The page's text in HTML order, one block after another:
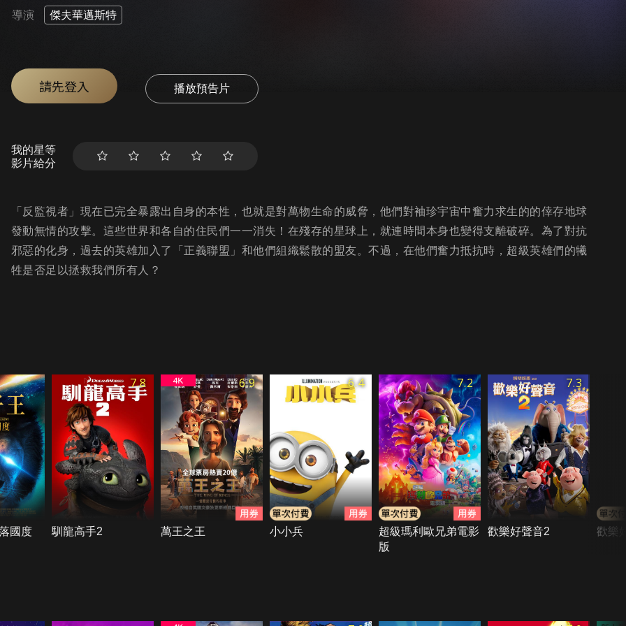
導演 傑夫華邁斯特
請先登入 播放預告片
我的星等
影片給分
「反監視者」現在已完全暴露出自身的本性，也就是對萬物生命的威脅，他們對袖珍宇宙中奮力求生的的倖存地球
發動無情的攻擊。這些世界和各自的住民們一一消失！在殘存的星球上，就連時間本身也變得支離破碎。為了對抗
邪惡的化身，過去的英雄加入了「正義聯盟」和他們組織鬆散的盟友。不過，在他們奮力抵抗時，超級英雄們的犧
牲是否足以拯救我們所有人？
國度
7.8
馴龍高手2
6.9
萬王之王
6.4
小小兵
7.2
超級瑪利歐兄弟電影
版
7.3
歡樂好聲音2 歡樂